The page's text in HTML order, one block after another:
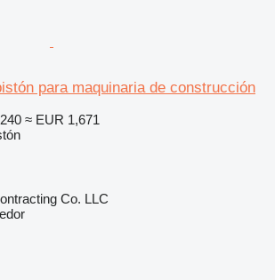
para maquinaria de construcción
≈ EUR 1,671
Co. LLC